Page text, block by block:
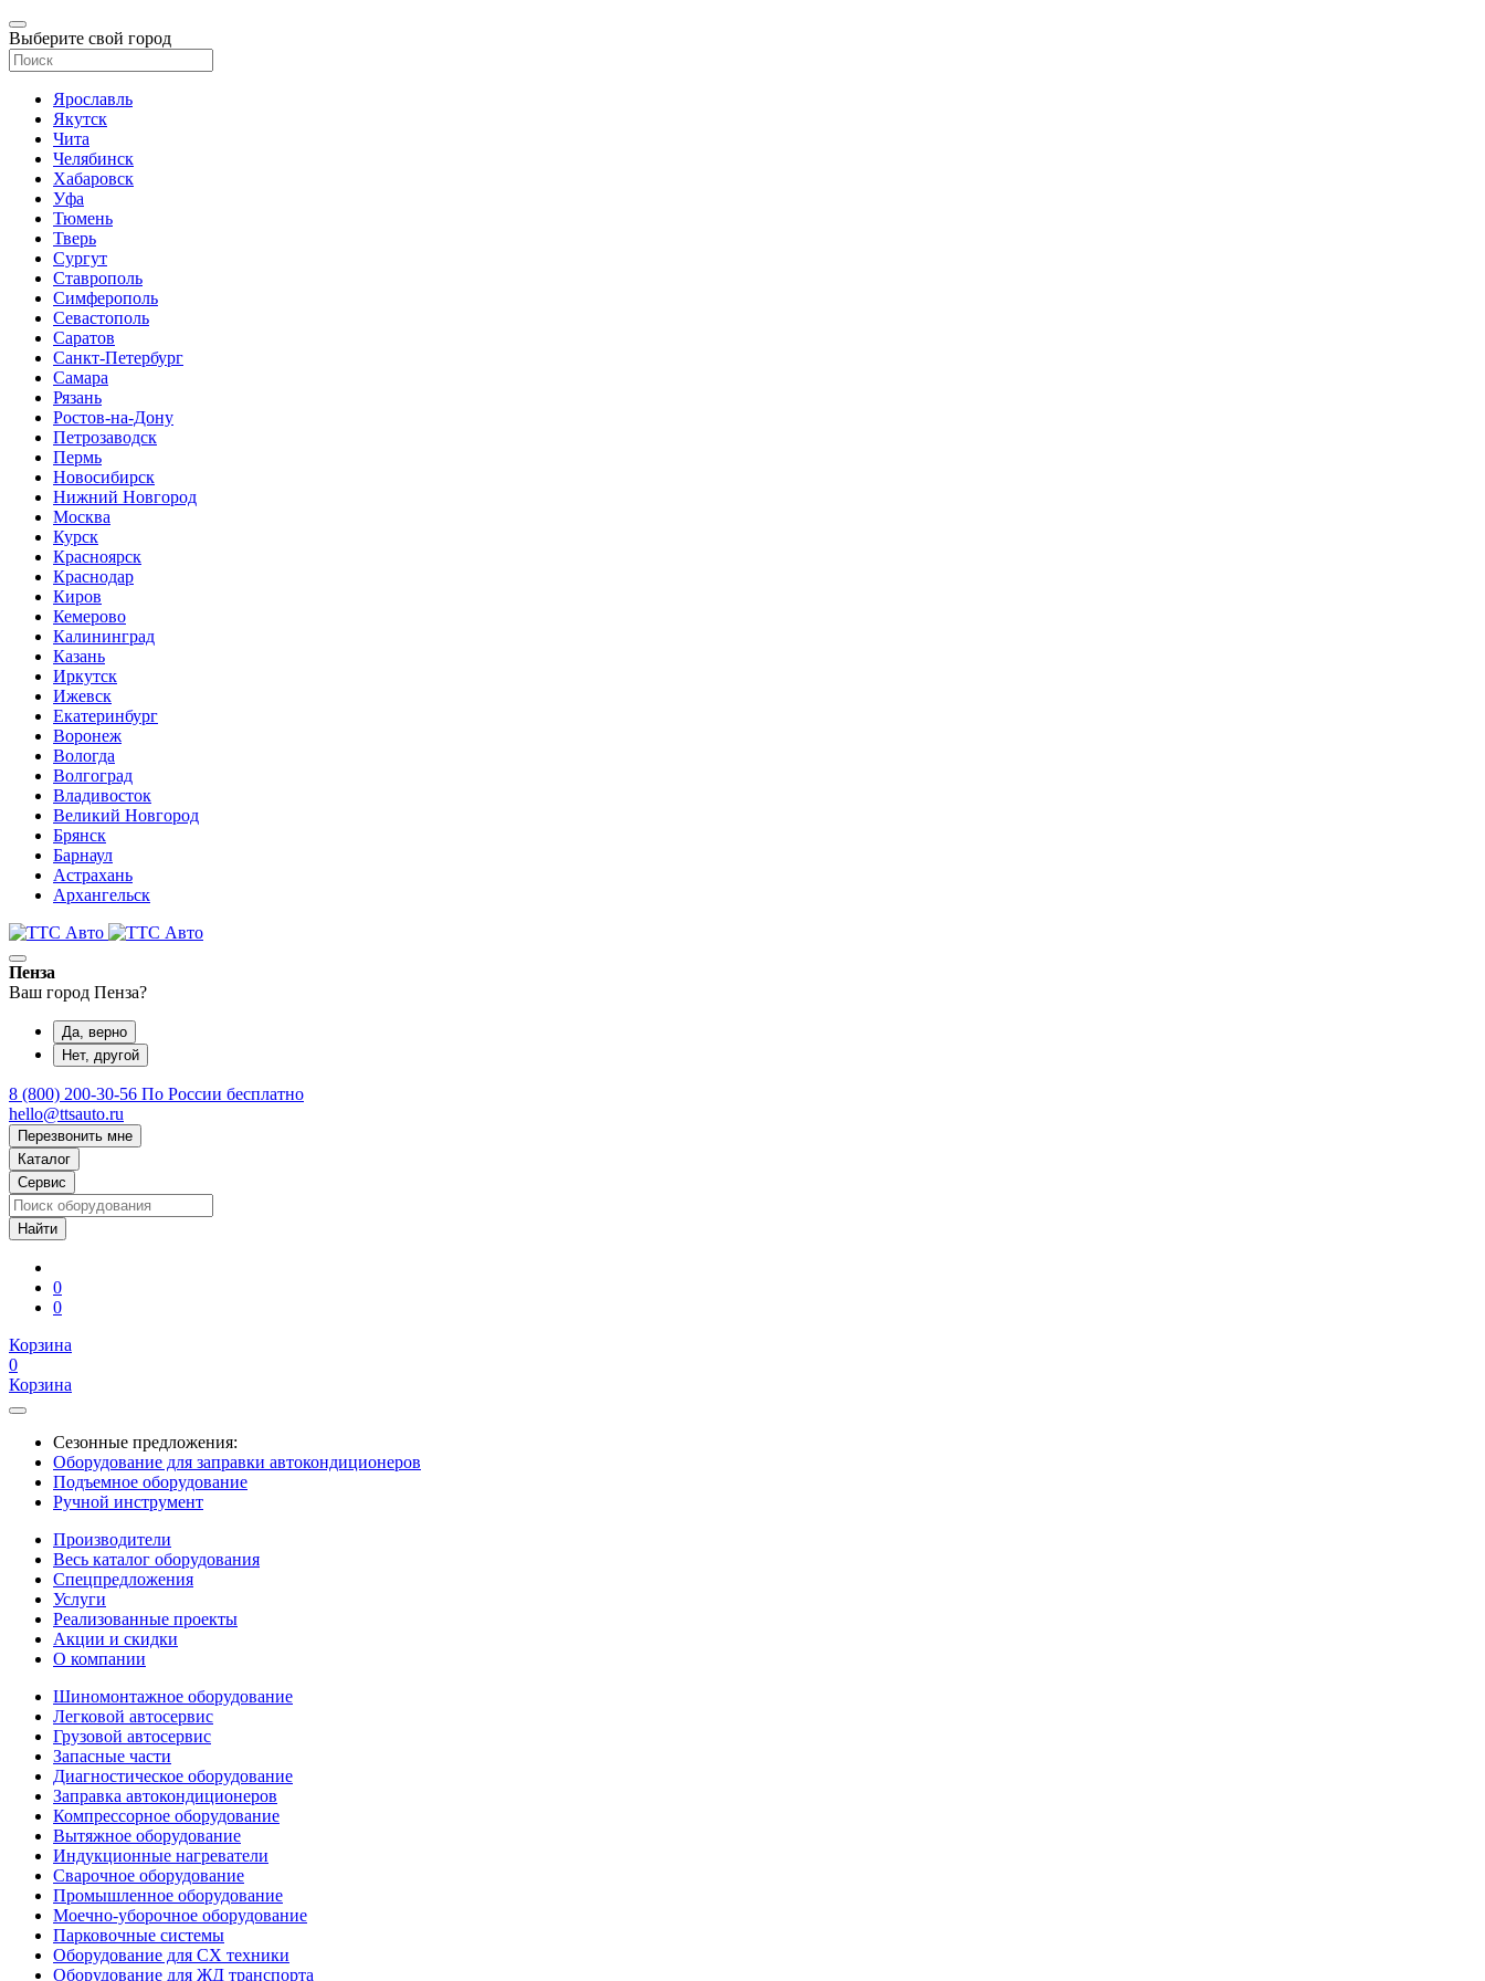
Выберите свой город
Ярославль
Якутск
Чита
Челябинск
Хабаровск
Уфа
Тюмень
Тверь
Сургут
Ставрополь
Симферополь
Севастополь
Саратов
Санкт-Петербург
Самара
Рязань
Ростов-на-Дону
Петрозаводск
Пермь
Новосибирск
Нижний Новгород
Москва
Курск
Красноярск
Краснодар
Киров
Кемерово
Калининград
Казань
Иркутск
Ижевск
Екатеринбург
Воронеж
Вологда
Волгоград
Владивосток
Великий Новгород
Брянск
Барнаул
Астрахань
Архангельск
Пенза
Ваш город Пенза?
Да, верно
Нет, другой
8 (800) 200-30-56 По России бесплатно
hello@ttsauto.ru
Перезвонить мне
Каталог
Сервис
0
0
Корзина
0
Корзина
Сезонные предложения:
Оборудование для заправки автокондиционеров
Подъемное оборудование
Ручной инструмент
Производители
Весь каталог оборудования
Спецпредложения
Услуги
Реализованные проекты
Акции и скидки
О компании
Шиномонтажное оборудование
Легковой автосервис
Грузовой автосервис
Запасные части
Диагностическое оборудование
Заправка автокондиционеров
Компрессорное оборудование
Вытяжное оборудование
Индукционные нагреватели
Сварочное оборудование
Промышленное оборудование
Моечно-уборочное оборудование
Парковочные системы
Оборудование для СХ техники
Оборудование для ЖД транспорта